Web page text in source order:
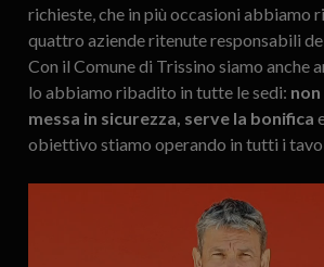
richieste, che in più occasioni abbiamo
quattro aziende ritenute responsabili
Con il Comune di Trissino siamo anche
lo abbiamo ribadito in tutte le sedi:
messa in sicurezza, serve la bonifica
obiettivo stiamo operando in tutti i